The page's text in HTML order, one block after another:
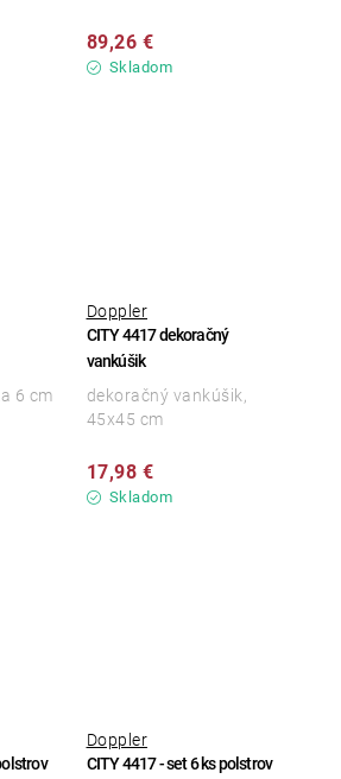
Skladom
89,26 €
6 cm
CITY 4417 dekoračný
vankúšik
Doppler
Skladom
17,98 €
dekoračný vankúšik,
45x45 cm
CITY 4417 - set 6 ks polstrov
Doppler